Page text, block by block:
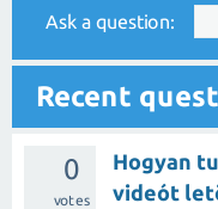
Ask a question:
Recent
0
votes
Hogyan
videót